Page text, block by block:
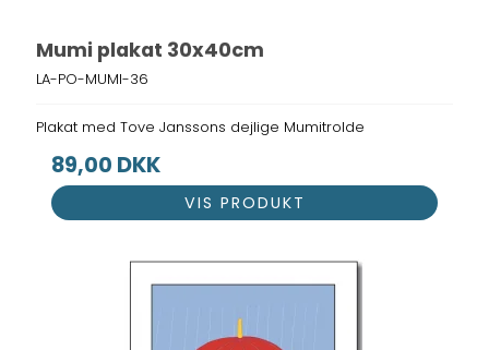
Mumi plakat 30x40cm
LA-PO-MUMI-36
Plakat med Tove Janssons dejlige Mumitrolde
89,00 DKK
VIS PRODUKT